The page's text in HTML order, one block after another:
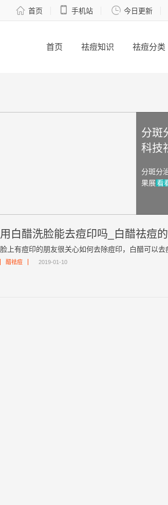
 首页  手机站  今日更新
首页 祛痘知识 祛痘分类
分斑分治，
科技祛斑成
分斑分治，古汉堂
脸上有痘印的朋友很关心如何去除痘印，白醋可以去
醋祛痘 2019-01-10